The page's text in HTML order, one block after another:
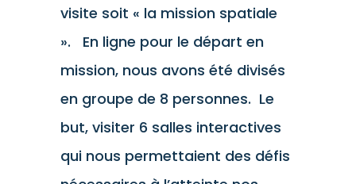
visite soit « la mission spatiale
». En ligne pour le départ en
mission, nous avons été divisés
en groupe de 8 personnes. Le
but, visiter 6 salles interactives
qui nous permettaient des défis